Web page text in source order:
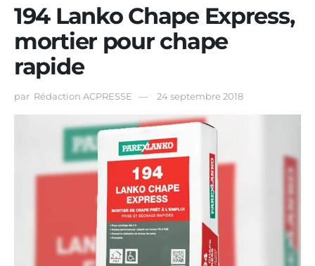
194 Lanko Chape Express,
mortier pour chape
rapide
par Rédaction ACPRESSE 24 septembre 2018